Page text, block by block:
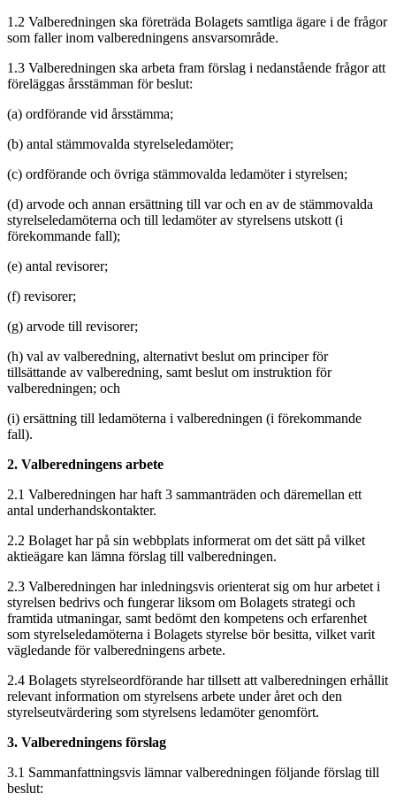
1.2 Valberedningen ska företräda Bolagets samtliga ägare i de frågor
som faller inom valberedningens ansvarsområde.
1.3 Valberedningen ska arbeta fram förslag i nedanstående frågor att
föreläggas årsstämman för beslut:
(a) ordförande vid årsstämma;
(b) antal stämmovalda styrelseledamöter;
(c) ordförande och övriga stämmovalda ledamöter i styrelsen;
(d) arvode och annan ersättning till var och en av de stämmovalda
styrelseledamöterna och till ledamöter av styrelsens utskott (i
förekommande fall);
(e) antal revisorer;
(f) revisorer;
(g) arvode till revisorer;
(h) val av valberedning, alternativt beslut om principer för
tillsättande av valberedning, samt beslut om instruktion för
valberedningen; och
(i) ersättning till ledamöterna i valberedningen (i förekommande
fall).
2. Valberedningens arbete
2.1 Valberedningen har haft 3 sammanträden och däremellan ett
antal underhandskontakter.
2.2 Bolaget har på sin webbplats informerat om det sätt på vilket
aktieägare kan lämna förslag till valberedningen.
2.3 Valberedningen har inledningsvis orienterat sig om hur arbetet i
styrelsen bedrivs och fungerar liksom om Bolagets strategi och
framtida utmaningar, samt bedömt den kompetens och erfarenhet
som styrelseledamöterna i Bolagets styrelse bör besitta, vilket varit
vägledande för valberedningens arbete.
2.4 Bolagets styrelseordförande har tillsett att valberedningen erhållit
relevant information om styrelsens arbete under året och den
styrelseutvärdering som styrelsens ledamöter genomfört.
3. Valberedningens förslag
3.1 Sammanfattningsvis lämnar valberedningen följande förslag till
beslut: